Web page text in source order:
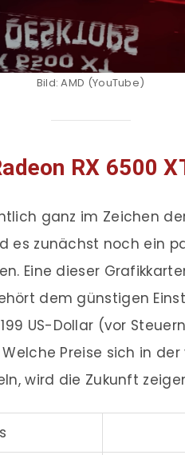
Bild: AMD (YouTube)
RX 6500
ganz im Zeichen
es zunächst noch ein
Eine dieser
dem günstigen
US-Dollar (vor
Preise sich in
wird die Zukunft